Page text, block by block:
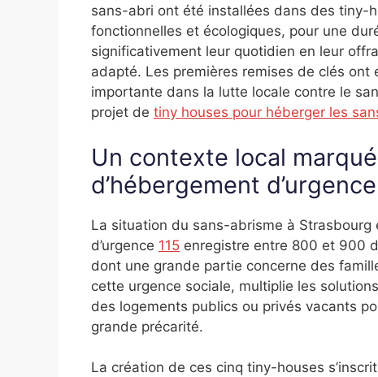
sans-abri ont été installées dans des tiny-
fonctionnelles et écologiques, pour une
significativement leur quotidien en leur
adapté. Les premières remises de clés
importante dans la lutte locale contre le
projet de tiny houses pour héberger les
Un contexte local
d’hébergement d’urgence
La situation du sans-abrisme à
d’urgence 115 enregistre entre 800 et 900
dont une grande partie concerne des
cette urgence sociale, multiplie les
des logements publics ou privés vacants
grande précarité.
La création de ces cinq tiny-houses